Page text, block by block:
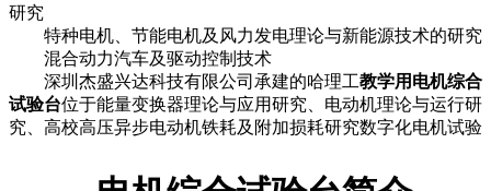
研究
特种电机、节能电机及风力发电理论与新能源技术的研究
混合动力汽车及驱动控制技术
深圳杰盛兴达科技有限公司承建的哈理工教学用电机综合
试验台位于能量变换器理论与应用研究、电动机理论与运行研
究、高校高压异步电动机铁耗及附加损耗研究数字化电机试验